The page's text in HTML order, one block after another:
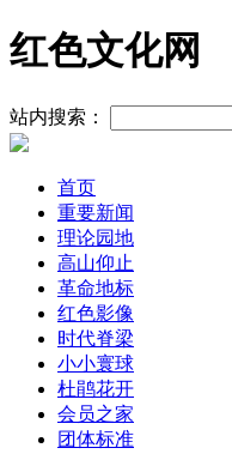
红色文化网
站内搜索：
首页
重要新闻
理论园地
高山仰止
革命地标
红色影像
时代脊梁
小小寰球
杜鹃花开
会员之家
团体标准